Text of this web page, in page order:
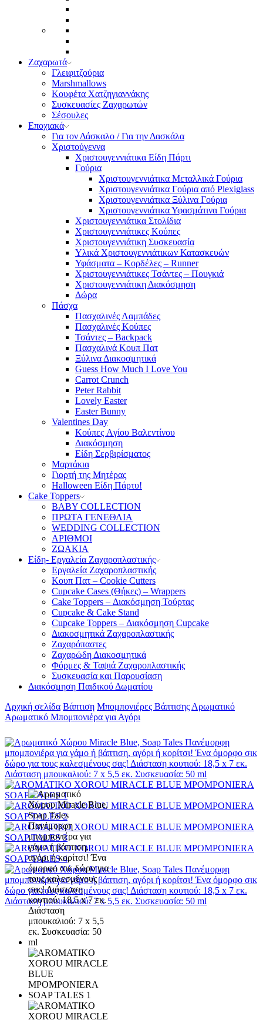
Ζαχαρωτά
Γλειφιτζούρια
Marshmallows
Κουφέτα Χατζηγιαννάκης
Συσκευασίες Ζαχαρωτών
Σέσουλες
Εποχιακά
Για τον Δάσκαλο / Για την Δασκάλα
Χριστούγεννα
Χριστουγεννιάτικα Είδη Πάρτι
Γούρια
Χριστουγεννιάτικα Μεταλλικά Γούρια
Χριστουγεννιάτικα Γούρια από Plexiglass
Χριστουγεννιάτικα Ξύλινα Γούρια
Χριστουγεννιάτικα Υφασμάτινα Γούρια
Χριστουγεννιάτικα Στολίδια
Χριστουγεννιάτικες Κούπες
Χριστουγεννιάτικη Συσκευασία
Υλικά Χριστουγεννιάτικων Κατασκευών
Υφάσματα – Κορδέλες – Runner
Χριστουγεννιάτικες Τσάντες – Πουγκιά
Χριστουγεννιάτικη Διακόσμηση
Δώρα
Πάσχα
Πασχαλινές Λαμπάδες
Πασχαλινές Κούπες
Τσάντες – Backpack
Πασχαλινά Κουπ Πατ
Ξύλινα Διακοσμητικά
Guess How Much I Love You
Carrot Crunch
Peter Rabbit
Lovely Easter
Easter Bunny
Valentines Day
Κούπες Aγίου Βαλεντίνου
Διακόσμηση
Είδη Σερβιρίσματος
Μαρτάκια
Γιορτή της Μητέρας
Halloween Είδη Πάρτυ!
Cake Toppers
BABY COLLECTION
ΠΡΩΤΑ ΓΕΝΕΘΛΙΑ
WEDDING COLLECTION
ΑΡΙΘΜΟΙ
ΖΩΑΚΙΑ
Είδη- Εργαλεία Ζαχαροπλαστικής
Εργαλεία Ζαχαροπλαστικής
Κουπ Πατ – Cookie Cutters
Cupcake Cases (Θήκες) – Wrappers
Cake Toppers – Διακόσμηση Τούρτας
Cupcake & Cake Stand
Cupcake Toppers – Διακόσμηση Cupcake
Διακοσμητικά Ζαχαροπλαστικής
Ζαχαρόπαστες
Ζαχαρώδη Διακοσμητικά
Φόρμες & Ταψιά Ζαχαροπλαστικής
Συσκευασία και Παρουσίαση
Διακόσμηση Παιδικού Δωματίου
Αρχική σελίδα Βάπτιση Μπομπονιέρες Βάπτισης Αρωματικό
Αρωματικό Μπομπονιέρα για Αγόρι